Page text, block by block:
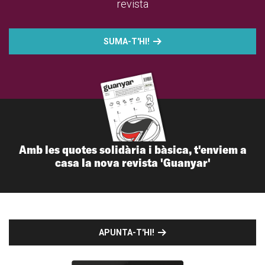
revista
SUMA-T'HI!
Amb les quotes solidària i bàsica, t'enviem a
casa la nova revista 'Guanyar'
APUNTA-T'HI!